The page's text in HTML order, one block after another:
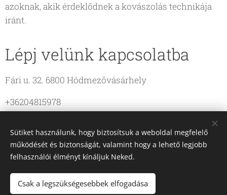
azoknak, akik érdeklődnek a kovászolás technikája
iránt.
Lépj velünk kapcsolatba
Fári u. 32. 6800 Hódmezővásárhely
+36204815978
Sütiket használunk, hogy biztosítsuk a weboldal megfelelő
működését és biztonságát, valamint hogy a lehető legjobb
felhasználói élményt kínáljuk Neked.
Csak a legszükségesebbek elfogadása